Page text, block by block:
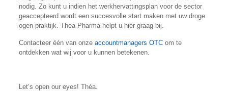
nodig. Zo kunt u indien het werkhervattingsplan voor de sector
geaccepteerd wordt een succesvolle start maken met uw droge
ogen praktijk. Théa Pharma helpt u hier graag bij.
Contacteer één van onze accountmanagers OTCom te
ontdekken wat wij voor u kunnen betekenen.
Let’s open our eyes! Théa.